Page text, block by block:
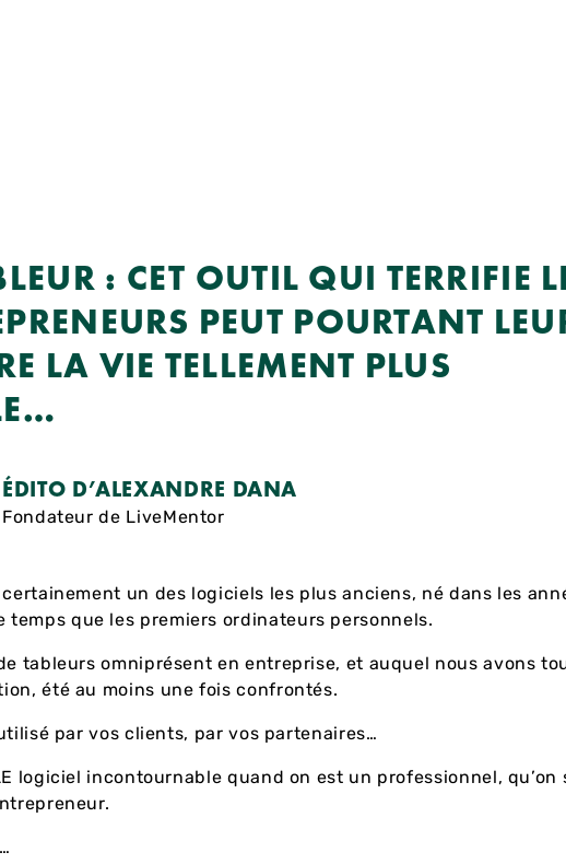
: CET OUTIL QUI TERRIFIE
PEUT POURTANT
LA VIE TELLEMENT PLUS
ÉDITO D’ALEXANDRE DANA
Fondateur de LiveMentor
certainement un des logiciels les plus anciens, né dans les
temps que les premiers ordinateurs personnels.
tableurs omniprésent en entreprise, et auquel nous avons
été au moins une fois confrontés.
par vos clients, par vos partenaires…
logiciel incontournable quand on est un professionnel, qu’on